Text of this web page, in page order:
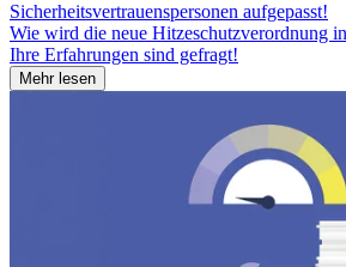
Sicherheitsvertrauenspersonen aufgepasst!
Wie wird die neue Hitzeschutzverordnung
Ihre Erfahrungen sind gefragt!
Mehr lesen